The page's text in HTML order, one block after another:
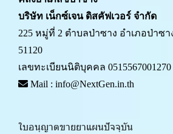
บริษัท เน็กซ์เจน ดิสคัฟเวอร์ จำกัด
225 หมู่ที่ 2 ตำบลป่าซาง อำเภอป่าซ
51120
เลขทะเบียนนิติบุคคล 0515567001270
Mail : info@NextGen.in.th
ใบอนุญาตขายยาแผนปัจจุบัน